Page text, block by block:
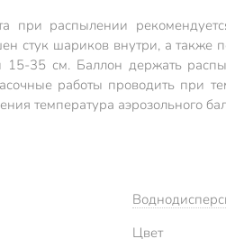
при распылении
стук шариков внутри, а
35 см. Баллон держать
работы проводить при
температура аэрозольного
Цвет